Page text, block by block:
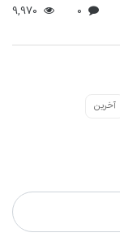
آخرین